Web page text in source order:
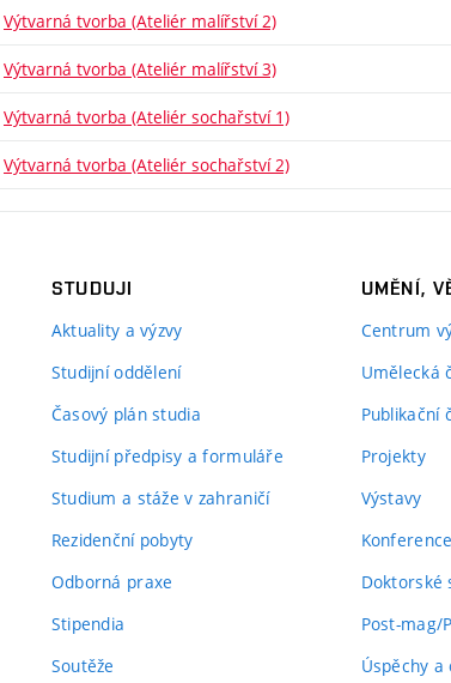
Výtvarná tvorba (Ateliér malířství 2)
Výtvarná tvorba (Ateliér malířství 3)
Výtvarná tvorba (Ateliér sochařství 1)
Výtvarná tvorba (Ateliér sochařství 2)
STUDUJI
Aktuality a výzvy
Studijní oddělení
Časový plán studia
Studijní předpisy a formuláře
Studium a stáže v zahraničí
Rezidenční pobyty
Odborná praxe
Stipendia
Soutěže
UMĚNÍ,
Centrum
Umělecká
Publikační
Projekty
Výstavy
Konference
Doktorské
Post-mag/
Úspěchy a